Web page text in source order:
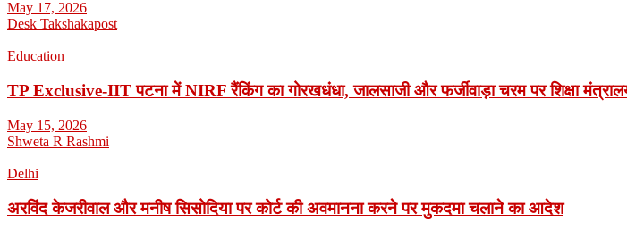
May 17, 2026
Desk Takshakapost
Education
TP Exclusive-IIT पटना में NIRF रैंकिंग का गोरखधंधा, जालसाजी और फर्जीवाड़ा चरम पर शिक्षा
May 15, 2026
Shweta R Rashmi
Delhi
अरविंद केजरीवाल और मनीष सिसोदिया पर कोर्ट की अवमानना करने पर मुकदमा चलाने का आदेश